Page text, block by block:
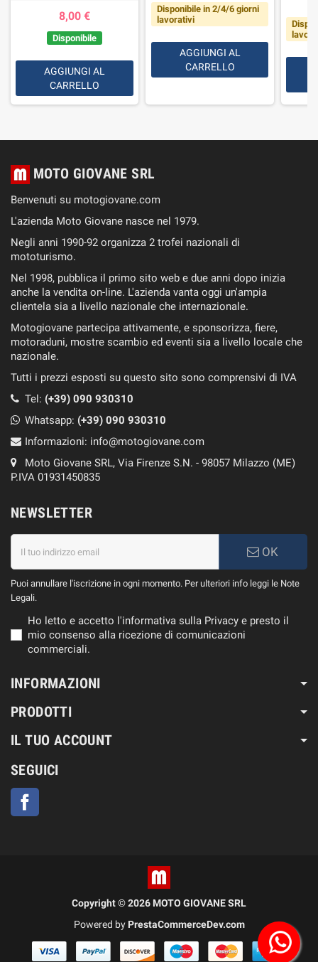
8,00 €
Disponibile
AGGIUNGI AL
CARRELLO
Disponibile in 2/4/6 giorni
lavorativi
AGGIUNGI AL
CARRELLO
MOTO GIOVANE SRL
Benvenuti su motogiovane.com
L'azienda Moto Giovane nasce nel 1979.
Negli anni 1990-92 organizza 2 trofei nazionali di
mototurismo.
Nel 1998, pubblica il primo sito web e due anni dopo inizia
anche la vendita on-line. L'azienda vanta oggi un'ampia
clientela sia a livello nazionale che internazionale.
Motogiovane partecipa attivamente, e sponsorizza, fiere,
motoraduni, mostre scambio ed eventi sia a livello locale che
nazionale.
Tutti i prezzi esposti su questo sito sono comprensivi di IVA
Tel: (+39) 090 930310
Whatsapp: (+39) 090 930310
Informazioni: info@motogiovane.com
Moto Giovane SRL, Via Firenze S.N. - 98057 Milazzo (ME)
P.IVA 01931450835
NEWSLETTER
OK
Puoi annullare l'iscrizione in ogni momento. Per ulteriori info leggi le Note
Legali.
Ho letto e accetto l'informativa sulla Privacy e presto il
mio consenso alla ricezione di comunicazioni
commerciali.
INFORMAZIONI
PRODOTTI
IL TUO ACCOUNT
SEGUICI
Copyright © 2026 MOTO GIOVANE SRL
Powered by PrestaCommerceDev.com